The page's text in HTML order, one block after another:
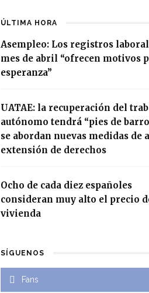
ÚLTIMA HORA
Asempleo: Los registros
mes de abril “ofrecen motivos
esperanza”
UATAE: la recuperación del
autónomo tendrá “pies de
se abordan nuevas medidas de
extensión de derechos
Ocho de cada diez españoles
consideran muy alto el precio
vivienda
SÍGUENOS
Fans